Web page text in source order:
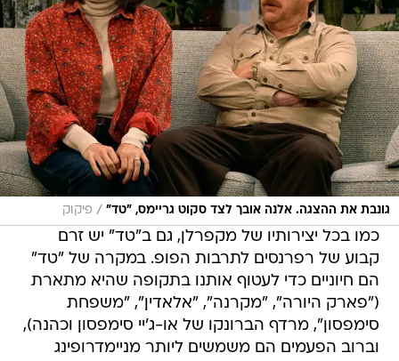
גונבת את ההצגה. אלנה אובך לצד סקוט גריימס, "טד" / פיקוק
כמו בכל יצירותיו של מקפרלן, גם ב"טד" יש זרם
קבוע של רפרנסים לתרבות הפופ. במקרה של "טד"
הם חיוניים כדי לעטוף אותנו בתקופה שהיא מתארת
("פארק היורה", "מקרנה", "אלאדין", "משפחת
סימפסון", מרדף הברונקו של או-ג'יי סימפסון וכהנה),
וברוב הפעמים הם משמשים ליותר מניימדרופינג